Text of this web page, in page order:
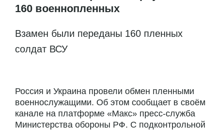
160 военнопленных
Взамен были переданы 160 пленных
солдат ВСУ
Россия и Украина провели обмен пленными
военнослужащими. Об этом сообщает в своём
канале на платформе «Макс» пресс-служба
Министерства обороны РФ. С подконтрольной